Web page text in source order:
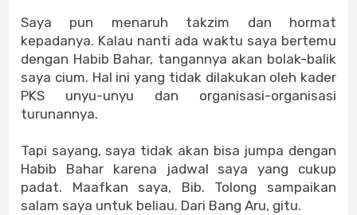
Saya pun menaruh takzim dan hormat
kepadanya. Kalau nanti ada waktu saya bertemu
dengan Habib Bahar, tangannya akan bolak-balik
saya cium. Hal ini yang tidak dilakukan oleh kader
PKS unyu-unyu dan organisasi-organisasi
turunannya.
Tapi sayang, saya tidak akan bisa jumpa dengan
Habib Bahar karena jadwal saya yang cukup
padat. Maafkan saya, Bib. Tolong sampaikan
salam saya untuk beliau. Dari Bang Aru, gitu.